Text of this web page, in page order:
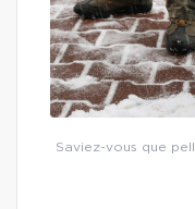
Saviez-vous que